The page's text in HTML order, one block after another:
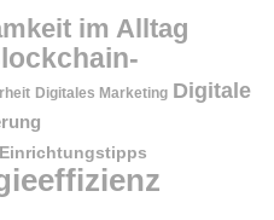
im Alltag
Digitales Marketing Digitale
Einrichtungstipps